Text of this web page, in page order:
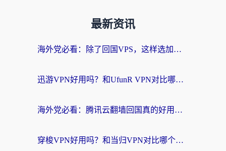
最新资讯
海外党必看：除了回国VPS，这样选加速器也能无缝刷国内资源？
迅游VPN好用吗？和UfunR VPN对比哪个回国效果更好？海外党亲测避坑指南
海外党必看：腾讯云翻墙回国真的好用吗？+ 3步选对回国加速器指南
穿梭VPN好用吗？和当归VPN对比哪个回国效果更好？海外党亲测实用指南